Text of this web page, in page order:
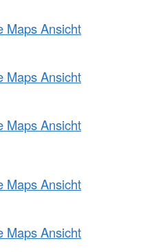
Maps Ansicht
Maps Ansicht
Maps Ansicht
Maps Ansicht
Maps Ansicht